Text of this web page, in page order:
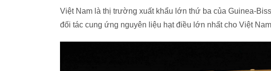
Việt Nam là thị trường xuất khẩu lớn thứ ba của Guinea-
đối tác cung ứng nguyên liệu hạt điều lớn nhất cho Việt